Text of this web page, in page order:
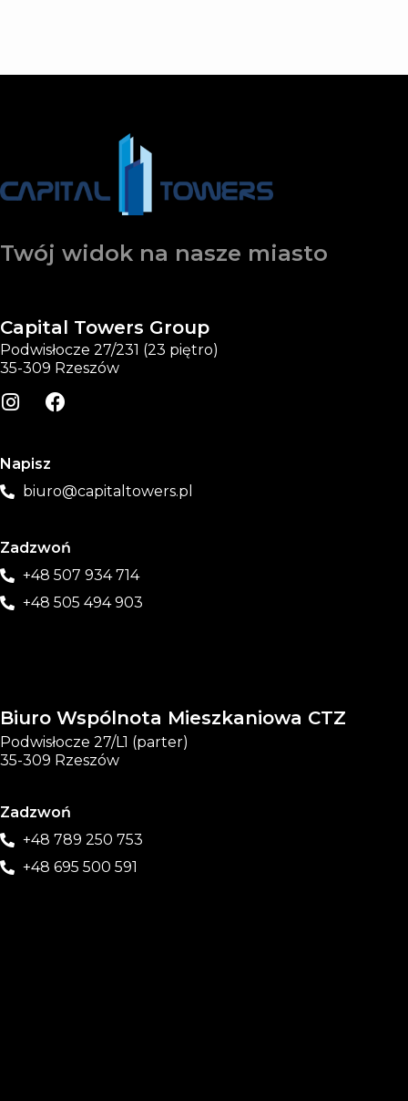
Twój widok na nasze miasto
Capital Towers Group
Podwisłocze 27/231 (23 piętro)
35-309 Rzeszów
Napisz
biuro@capitaltowers.pl
Zadzwoń
+48 507 934 714
+48 505 494 903
Biuro Wspólnota Mieszkaniowa CTZ
Podwisłocze 27/L1 (parter)
35-309 Rzeszów
Zadzwoń
+48 789 250 753
+48 695 500 591